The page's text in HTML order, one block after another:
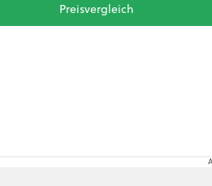
Preisvergleich